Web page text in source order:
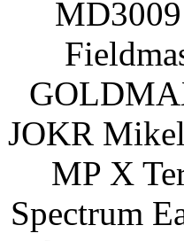
JOKR
MP X
Spectrum